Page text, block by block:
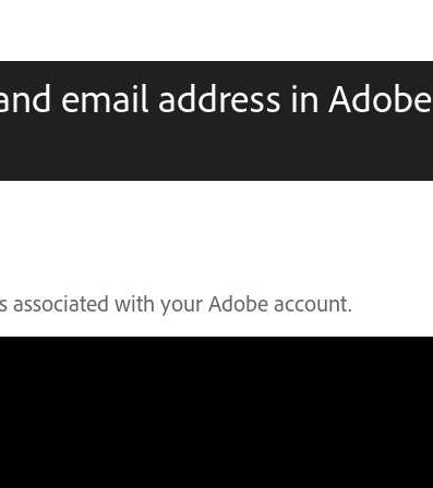
email address in Adobe
associated with your Adobe account.